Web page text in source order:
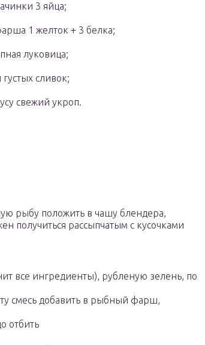
3 яйца;
1 желток + 3 белка;
луковица;
густых сливок;
свежий укроп.
рыбу положить в чашу блендера,
получиться рассыпчатым с кусочками
все ингредиенты), рубленую зелень, по
смесь добавить в рыбный фарш,
отбить